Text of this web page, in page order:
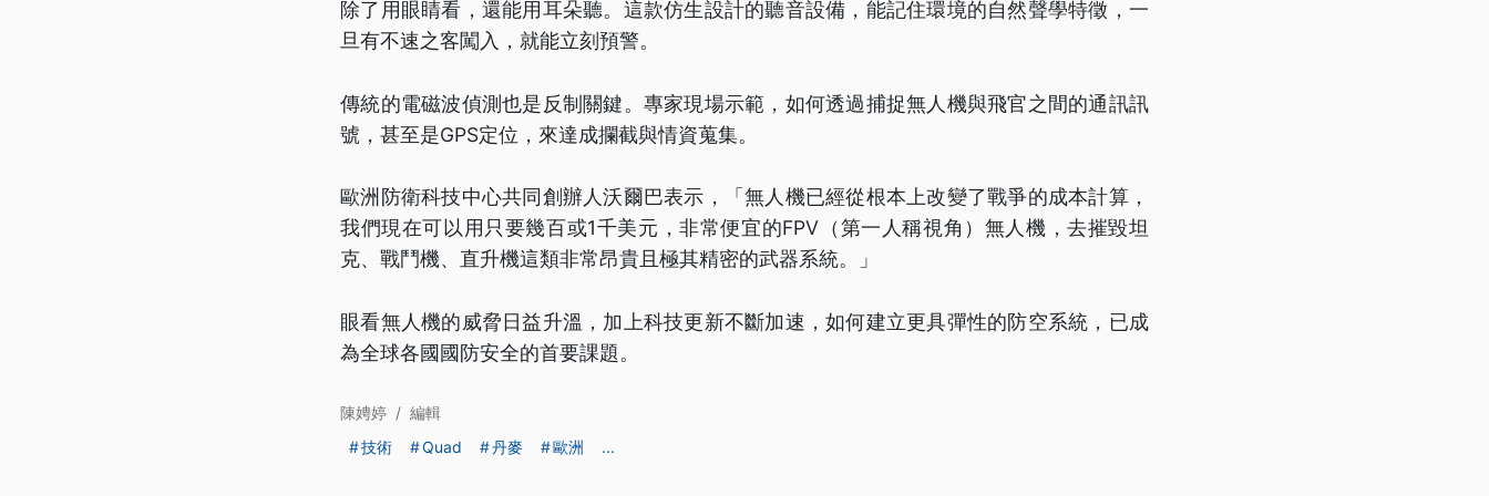
除了用眼睛看，還能用耳朵聽。這款仿生設計的聽音設備，能記住環境的自然聲學特徵，一
旦有不速之客闖入，就能立刻預警。
傳統的電磁波偵測也是反制關鍵。專家現場示範，如何透過捕捉無人機與飛官之間的通訊訊
號，甚至是GPS定位，來達成攔截與情資蒐集。
歐洲防衛科技中心共同創辦人沃爾巴表示，「無人機已經從根本上改變了戰爭的成本計算，
我們現在可以用只要幾百或1千美元，非常便宜的FPV（第一人稱視角）無人機，去摧毀坦
克、戰鬥機、直升機這類非常昂貴且極其精密的武器系統。」
眼看無人機的威脅日益升溫，加上科技更新不斷加速，如何建立更具彈性的防空系統，已成
為全球各國國防安全的首要課題。
陳娉婷 / 編輯
技術
Quad 丹麥 歐洲 ...